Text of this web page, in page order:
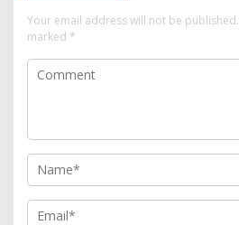
Your email address will not be published.
marked *